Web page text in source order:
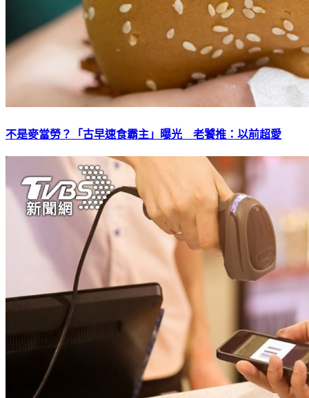
不是麥當勞？「古早速食霸主」曝光 老饕推：以前超愛